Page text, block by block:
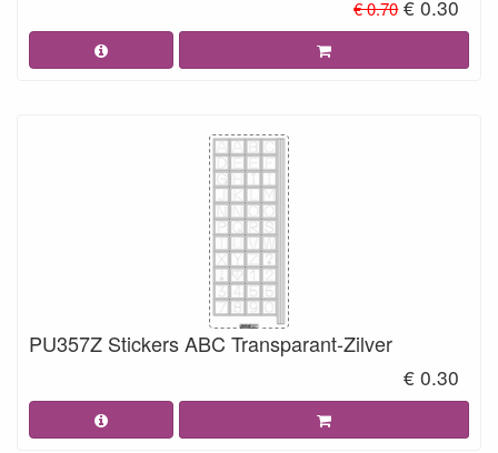
€ 0.70 € 0.30
PU357Z Stickers ABC Transparant-Zilver
€ 0.30